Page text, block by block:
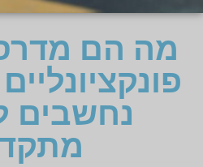
מה הם
נחשבים